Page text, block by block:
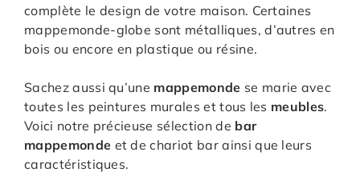
complète le design de votre maison. Certaines
mappemonde-globe sont métalliques, d’autres en
bois ou encore en plastique ou résine.
Sachez aussi qu’une mappemonde se marie avec
toutes les peintures murales et tous les meubles.
Voici notre précieuse sélection de bar
mappemonde et de chariot bar ainsi que leurs
caractéristiques.